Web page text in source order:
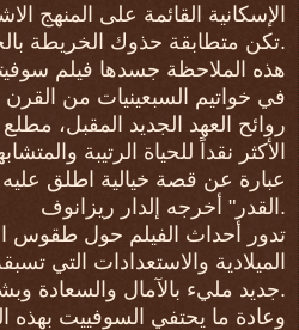
الإسكانية القائمة على المنهج
تكن متطابقة حذوك الخريطة بالخريطة واللون باللون.
هذه الملاحظة جسدها فيلم سوفيتي
في خواتيم السبعينيات من القرن
روائح العهد الجديد المقبل،
الأكثر نقداً للحياة الرتيبة
عبارة عن قصة خيالية اطلق
القدر" أخرجه إلدار ريزانوف.
تدور أحداث الفيلم حول طقوس
الميلادية والاستعدادات التي
جديد مليء بالآمال والسعادة وبشريات الخير.
وعادة ما يحتفي السوفييت بهذه